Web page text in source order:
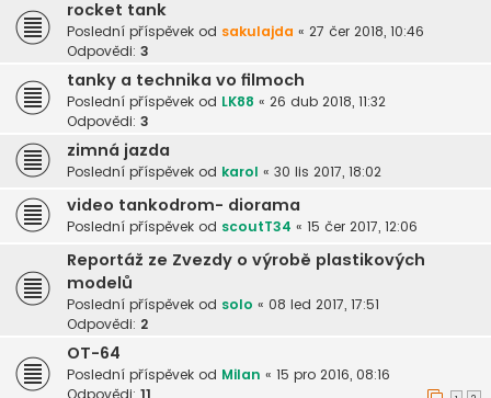
rocket tank
Poslední příspěvek od sakulajda « 27 čer 2018, 10:46
Odpovědi: 3
tanky a technika vo filmoch
Poslední příspěvek od LK88 « 26 dub 2018, 11:32
Odpovědi: 3
zimná jazda
Poslední příspěvek od karol « 30 lis 2017, 18:02
video tankodrom- diorama
Poslední příspěvek od scoutT34 « 15 čer 2017, 12:06
Reportáž ze Zvezdy o výrobě plastikových
modelů
Poslední příspěvek od solo « 08 led 2017, 17:51
Odpovědi: 2
OT-64
Poslední příspěvek od Milan « 15 pro 2016, 08:16
Odpovědi: 11